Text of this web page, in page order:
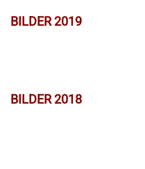
BILDER 2019
BILDER 2018